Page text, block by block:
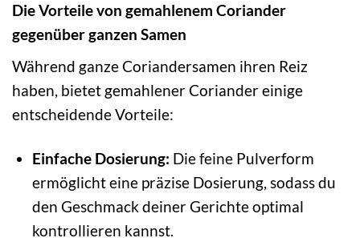
Die Vorteile von gemahlenem Coriander
gegenüber ganzen Samen
Während ganze Coriandersamen ihren Reiz
haben, bietet gemahlener Coriander einige
entscheidende Vorteile:
Einfache Dosierung: Die feine Pulverform
ermöglicht eine präzise Dosierung, sodass du
den Geschmack deiner Gerichte optimal
kontrollieren kannst.